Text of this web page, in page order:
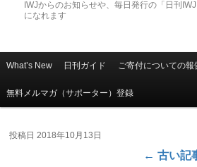
IWJからのお知らせや、毎日発行の「日刊
になれます
メインコンテンツへ移動
サブコンテンツへ移動
What’s New 日刊ガイド ご寄付についての報
無料メルマガ（サポーター）登録
← 古い記
投稿日2018年10月13日